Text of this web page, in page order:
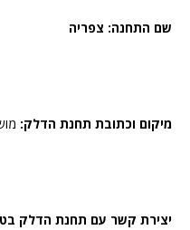
שם התחנה: צפריה
מיקום וכתובת תחנת הדלק:
יצירת קשר עם תחנת הדלק